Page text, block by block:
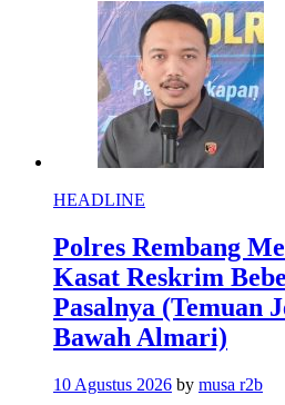
HEADLINE
Polres Rembang
Kasat Reskrim
Pasalnya (Temuan
Bawah Almari)
10 Agustus 2026 by musa r2b